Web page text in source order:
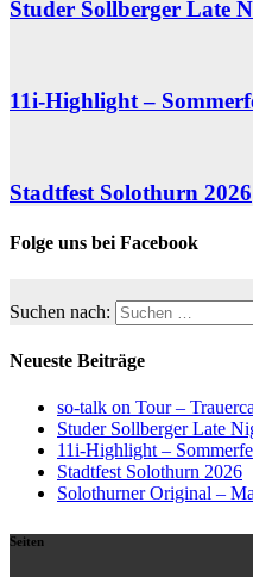
Studer Sollberger Late
11i-Highlight –
Stadtfest Solothurn 2026
Folge uns bei Facebook
Suchen nach:
Neueste Beiträge
so-talk on Tour –
Studer Sollberger Late
11i-Highlight –
Stadtfest Solothurn 2026
Solothurner Original –
Seiten